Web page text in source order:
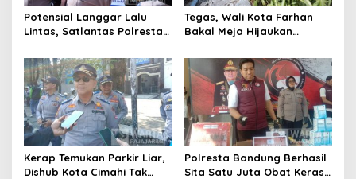
Potensial Langgar Lalu
Lintas, Satlantas Polresta
Motor Berknalpot Brong
Tegas, Wali Kota Farhan
Bakal Meja Hijaukan
Riau
Kerap Temukan Parkir Liar,
Dishub Kota Cimahi Tak
Polresta Bandung Berhasil
Sita Satu Juta Obat Keras